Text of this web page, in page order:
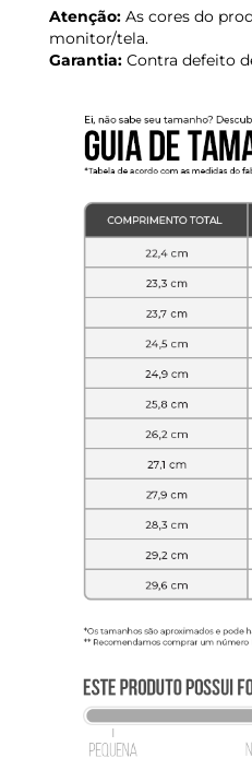
Atenção: As cores do
monitor/tela.
Garantia: Contra defeito